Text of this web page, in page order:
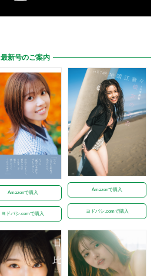
最新号のご案内
Amazonで購入
ヨドバシ.comで購入
Amazonで購入
ヨドバシ.comで購入